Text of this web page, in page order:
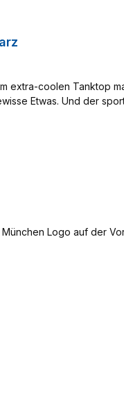
extra-coolen Tanktop
Etwas. Und der